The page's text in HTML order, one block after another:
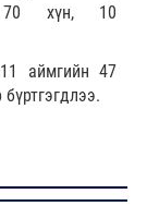
70 хүн, 10
аймгийн 47